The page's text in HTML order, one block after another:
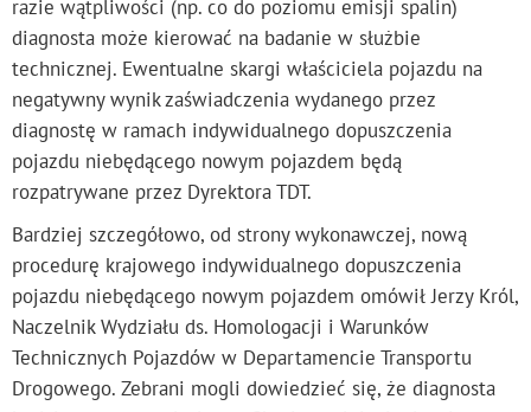
razie wątpliwości (np. co do poziomu emisji spalin)
diagnosta może kierować na badanie w służbie
technicznej. Ewentualne skargi właściciela pojazdu na
negatywny wynik zaświadczenia wydanego przez
diagnostę w ramach indywidualnego dopuszczenia
pojazdu niebędącego nowym pojazdem będą
rozpatrywane przez Dyrektora TDT.
Bardziej szczegółowo, od strony wykonawczej, nową
procedurę krajowego indywidualnego dopuszczenia
pojazdu niebędącego nowym pojazdem omówił Jerzy Król,
Naczelnik Wydziału ds. Homologacji i Warunków
Technicznych Pojazdów w Departamencie Transportu
Drogowego. Zebrani mogli dowiedzieć się, że diagnosta